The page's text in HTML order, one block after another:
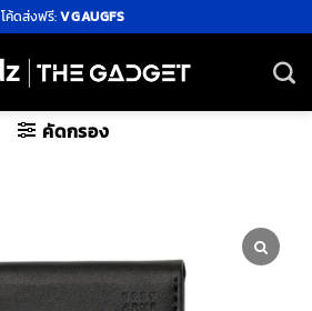
โค้ดส่งฟรี:VGAUGFS
คัดกรอง